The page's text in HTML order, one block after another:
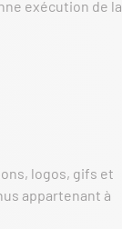
exécution de la
logos, gifs et
appartenant à